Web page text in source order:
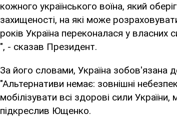
кожного українського воїна, який
захищеності, на які може
років Україна переконалася у власних
", - сказав Президент.
За його словами, Україна зобов'язана
"Альтернативи немає: зовнішні
мобілізувати всі здорові сили України,
підкреслив Ющенко.